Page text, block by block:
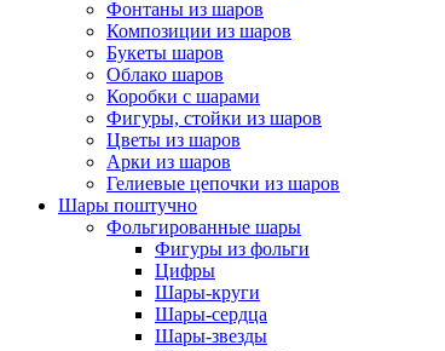
Фонтаны из шаров
Композиции из шаров
Букеты шаров
Облако шаров
Коробки с шарами
Фигуры, стойки из шаров
Цветы из шаров
Арки из шаров
Гелиевые цепочки из шаров
Шары поштучно
Фольгированные шары
Фигуры из фольги
Цифры
Шары-круги
Шары-сердца
Шары-звезды